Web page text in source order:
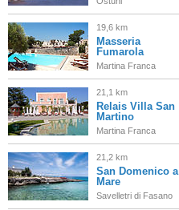
19,6 km
Masseria
Fumarola
Martina Franca
21,1 km
Relais Villa San
Martino
Martina Franca
21,2 km
San Domenico a
Mare
Savelletri di Fasano